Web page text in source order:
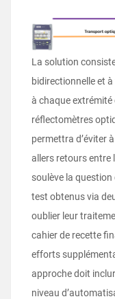
La solution
bidirectionnelle et
à chaque extrémité
réflectomètres
permettra d’éviter
allers retours entre
soulève la
test obtenus via
oublier leur
cahier de recette
efforts
approche doit
niveau